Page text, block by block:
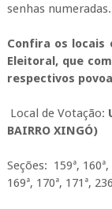
senhas numeradas.
Confira os locais
Eleitoral, que
respectivos
Local de Votação:
BAIRRO XINGÓ)
Seções: 159ª, 160ª,
169ª, 170ª, 171ª,